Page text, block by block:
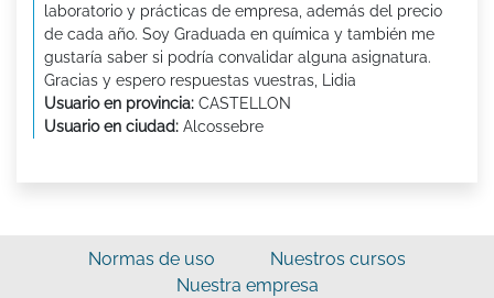
laboratorio y prácticas de empresa, además del precio
de cada año. Soy Graduada en química y también me
gustaría saber si podría convalidar alguna asignatura.
Gracias y espero respuestas vuestras, Lidia
Usuario en provincia: CASTELLON
Usuario en ciudad: Alcossebre
Normas de uso
Nuestros cursos
Nuestra empresa